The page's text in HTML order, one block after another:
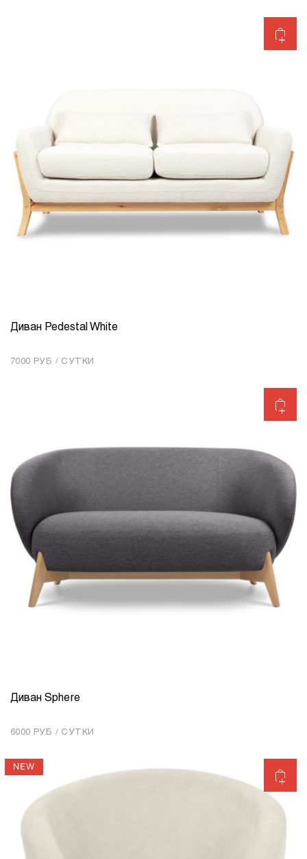
КОЛИЧЕСТВО 1
Диван Pedestal White
7000 РУБ / СУТКИ
КОЛИЧЕСТВО
Диван Sphere
6000 РУБ / СУТКИ